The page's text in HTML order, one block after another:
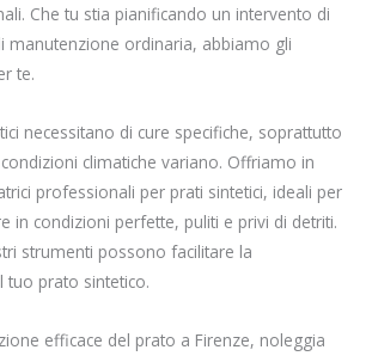
Che tu stia pianificando un intervento di
manutenzione ordinaria, abbiamo gli
te.
necessitano di cure specifiche, soprattutto
climatiche variano. Offriamo in
professionali per prati sintetici, ideali per
in condizioni perfette, puliti e privi di detriti.
strumenti possono facilitare la
tuo prato sintetico.
efficace del prato a Firenze, noleggia